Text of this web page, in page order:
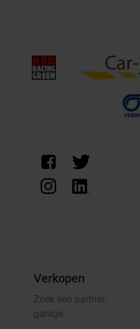
Verkopen
Zoek een partner-
garage